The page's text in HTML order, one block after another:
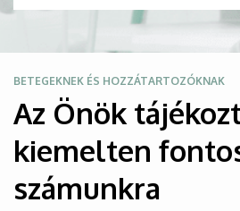
BETEGEKNEK ÉS HOZZÁTARTOZÓKNAK
Az Önök
kiemelten
számunkra